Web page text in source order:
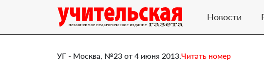
Новости
УГ - Москва, №23 от 4 июня 2013.Читать номер